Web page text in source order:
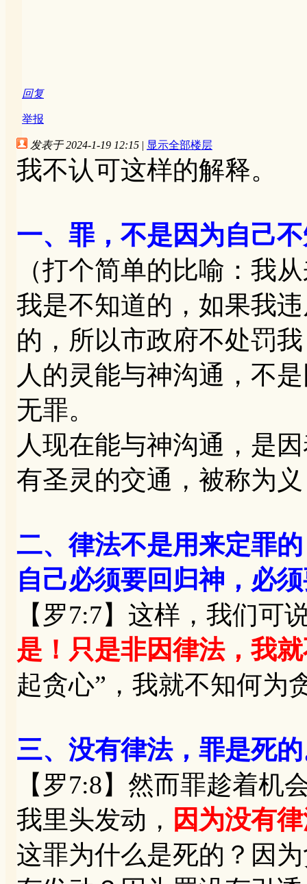
回复
举报
发表于 2024-1-19 12:15 | 显示全部楼层
我不认可这样的解释。
一、罪，不是因为自己
（打个简单的比喻：我
我是不知道的，如果我
的，所以市政府不处罚
人的灵能与神沟通，不
无罪。
人现在能与神沟通，是
有圣灵的交通，被称为
二、律法不是用来定罪
自己必须要回归神，必
【罗7:7】这样，我们可
是！只是非因律法，我
起贪心”，我就不知何为
三、没有律法，罪是死
【罗7:8】然而罪趁着机
我里头发动， 因为没有
这罪为什么是死的？因